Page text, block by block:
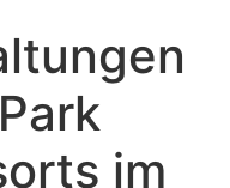
im